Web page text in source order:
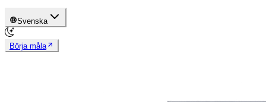
Svenska
Börja måla